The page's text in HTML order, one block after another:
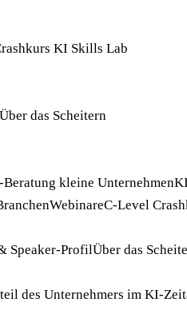
KI Skills Lab
Über das Scheitern
kleine Unternehmen
WebinareC-Level
Speaker-ProfilÜber das
des Unternehmers im KI-